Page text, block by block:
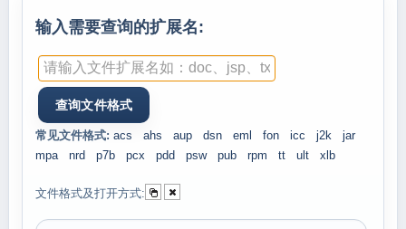
输入需要查询的扩展名:
常见文件格式: acs ahs aup dsn eml fon icc j2k
jar
mpa
nrd p7b pcx pdd psw pub rpm tt ult xlb
文件格式及打开方式: